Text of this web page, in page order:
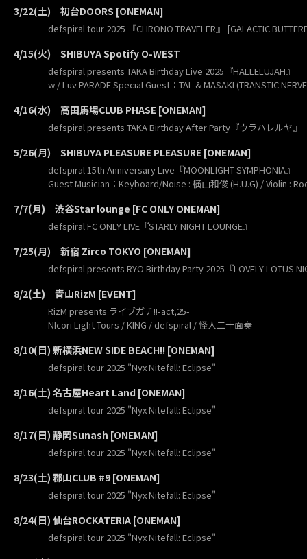
3/22(土) 初台DOORS [ONEMAN]
defspiral tour 2025 『CHRONO TRAVELER』 [GALACTIC
4/15(火) SHIBUYA Spotify O-WEST
defspiral presents TAKA Birthday Live 2025『HALLELUJAH』
w / Luv PARADE Special Guest：TAL & MASAKI (TRANSTIC
4/16(水) 高田馬場CLUB PHASE [ONEMAN]
defspiral presents TAKA Birthday After Party『ウラハレルヤ』
5/26(月) SHIBUYA PLEASURE PLEASURE [ONEMAN]
defspiral 15th Anniversary Live『MOONLIGHT SYMPHONIA』
Guest Musician：Keyboard/Noise : 横山和俊 (H.U.G) / Violin :
7/7(月) 渋谷Star lounge [FC ONLY ONEMAN]
defspiral FC ONLY LIVE『STARLY NIGHT LOUNGE』
7/25(月) 新宿 Zirco TOKYO [ONEMAN]
defspiral presents RYO Birthday Party 2025『LOVELY LOTUS
8/2(土) 青山RizM [EVENT]
RizM presents ライブガチ!!-act,25-
NIcori Light Tours / KING / defspiral / 怪人二十面奏
8/10(日) 新横浜NEW SIDE BEACH!! [ONEMAN]
defspiral tour 2025 "Nyx Nitefall: Eclipse"
8/16(土) 名古屋Heart Land [ONEMAN]
defspiral tour 2025 "Nyx Nitefall: Eclipse"
8/17(日) 静岡Sunash [ONEMAN]
defspiral tour 2025 "Nyx Nitefall: Eclipse"
8/23(土) 郡山CLUB #9 [ONEMAN]
defspiral tour 2025 "Nyx Nitefall: Eclipse"
8/24(日) 仙台ROCKATERIA [ONEMAN]
defspiral tour 2025 "Nyx Nitefall: Eclipse"